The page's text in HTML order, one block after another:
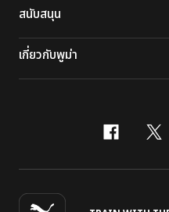
สนับสนุน
เกี่ยวกับพูม่า